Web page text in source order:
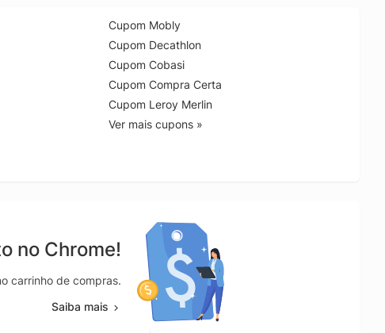
Cupom Mobly
Cupom Decathlon
Cupom Cobasi
Cupom Compra Certa
Cupom Leroy Merlin
Ver mais cupons »
no Chrome!
carrinho de compras.
Saiba mais